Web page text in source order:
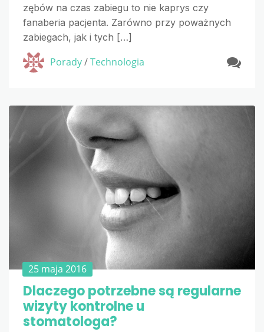
zębów na czas zabiegu to nie kaprys czy
fanaberia pacjenta. Zarówno przy poważnych
zabiegach, jak i tych […]
Porady/Technologia
25 maja 2016
Dlaczego potrzebne są regularne
wizyty kontrolne u
stomatologa?